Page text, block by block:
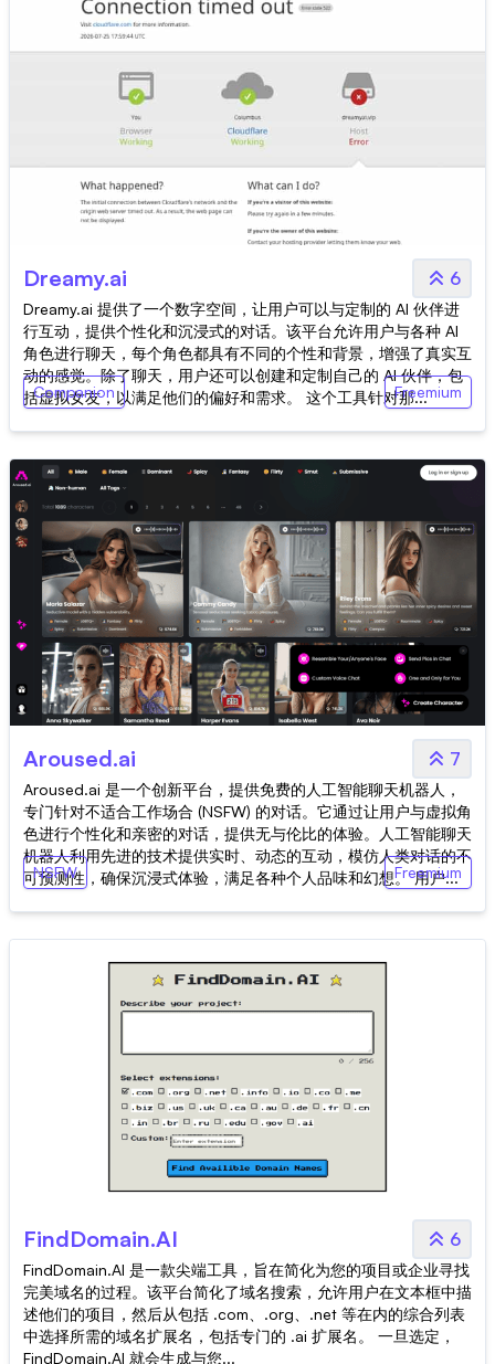
Dreamy.ai 6
Dreamy.ai 提供了一个数字空间，让用户可以与定制的 AI 伙伴进
行互动，提供个性化和沉浸式的对话。该平台允许用户与各种 AI
角色进行聊天，每个角色都具有不同的个性和背景，增强了真实互
动的感觉。除了聊天，用户还可以创建和定制自己的 AI 伙伴，包
括虚拟女友，以满足他们的偏好和需求。 这个工具针对那...
Companion Freemium
Aroused.ai 7
Aroused.ai 是一个创新平台，提供免费的人工智能聊天机器人，
专门针对不适合工作场合 (NSFW) 的对话。它通过让用户与虚拟角
色进行个性化和亲密的对话，提供无与伦比的体验。人工智能聊天
机器人利用先进的技术提供实时、动态的互动，模仿人类对话的不
可预测性，确保沉浸式体验，满足各种个人品味和幻想。 用户...
NSFW Freemium
FindDomain.AI 6
FindDomain.AI 是一款尖端工具，旨在简化为您的项目或企业寻找
完美域名的过程。该平台简化了域名搜索，允许用户在文本框中描
述他们的项目，然后从包括 .com、.org、.net 等在内的综合列表
中选择所需的域名扩展名，包括专门的 .ai 扩展名。 一旦选定，
FindDomain.AI 就会生成与您...